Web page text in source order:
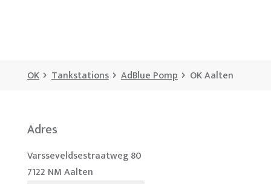
OK Tankstations AdBlue Pomp OK Aalten
Adres
Varsseveldsestraatweg 80
7122 NM Aalten